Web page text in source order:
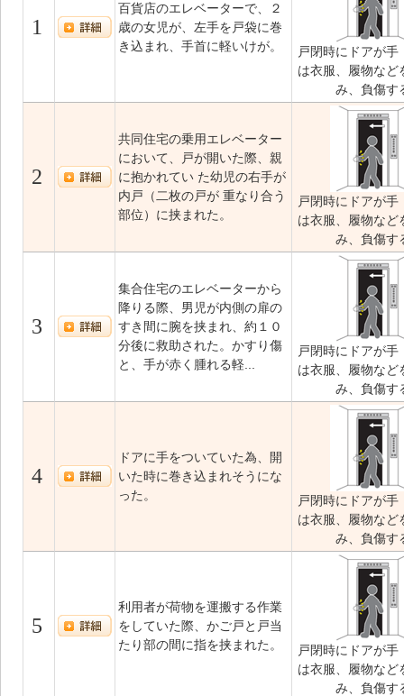
1
百貨店のエレベーターで、２
歳の女児が、左手を戸袋に巻
き込まれ、手首に軽いけが。
戸閉時にドアが手
は衣服、履物など
み、負傷す
2
共同住宅の乗用エレベーター
において、戸が開いた際、親
に抱かれてい た幼児の右手が
内戸（二枚の戸が 重なり合う
部位）に挟まれた。
戸閉時にドアが手
は衣服、履物など
み、負傷す
3
集合住宅のエレベーターから
降りる際、男児が内側の扉の
すき間に腕を挟まれ、約１０
分後に救助された。かすり傷
と、手が赤く腫れる軽...
戸閉時にドアが手
は衣服、履物など
み、負傷す
4
ドアに手をついていた為、開
いた時に巻き込まれそうにな
った。
戸閉時にドアが手
は衣服、履物など
み、負傷す
5
利用者が荷物を運搬する作業
をしていた際、かご戸と戸当
たり部の間に指を挟まれた。
戸閉時にドアが手
は衣服、履物など
み、負傷す